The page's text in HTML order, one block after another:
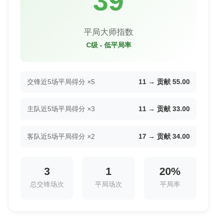
平局大师指数
C级 - 低平局率
交锋近5场平局得分 ×5 11 → 贡献 55.00
主队近5场平局得分 ×3 11 → 贡献 33.00
客队近5场平局得分 ×2 17 → 贡献 34.00
3
总交锋场次
1
平局场次
20%
平局率